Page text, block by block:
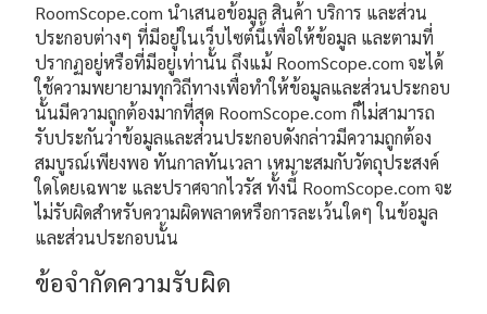
RoomScope.com นำเสนอข้อมูล สินค้า บริการ และส่วน
ประกอบต่างๆ ที่มีอยู่ในเว็บไซต์นี้เพื่อให้ข้อมูล และตามที่
ปรากฏอยู่หรือที่มีอยู่เท่านั้น ถึงแม้ RoomScope.com จะได้
ใช้ความพยายามทุกวิถีทางเพื่อทำให้ข้อมูลและส่วนประกอบ
นั้นมีความถูกต้องมากที่สุด RoomScope.com ก็ไม่สามารถ
รับประกันว่าข้อมูลและส่วนประกอบดังกล่าวมีความถูกต้อง
สมบูรณ์เพียงพอ ทันกาลทันเวลา เหมาะสมกับวัตถุประสงค์
ใดโดยเฉพาะ และปราศจากไวรัส ทั้งนี้ RoomScope.com จะ
ไม่รับผิดสำหรับความผิดพลาดหรือการละเว้นใดๆ ในข้อมูล
และส่วนประกอบนั้น
ข้อจำกัดความรับผิด